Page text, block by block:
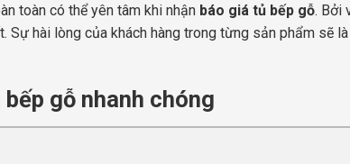
toàn có thể yên tâm khi nhận báo giá tủ bếp gỗ. Bởi
hài lòng của khách hàng trong từng sản phẩm sẽ
gỗ nhanh chóng